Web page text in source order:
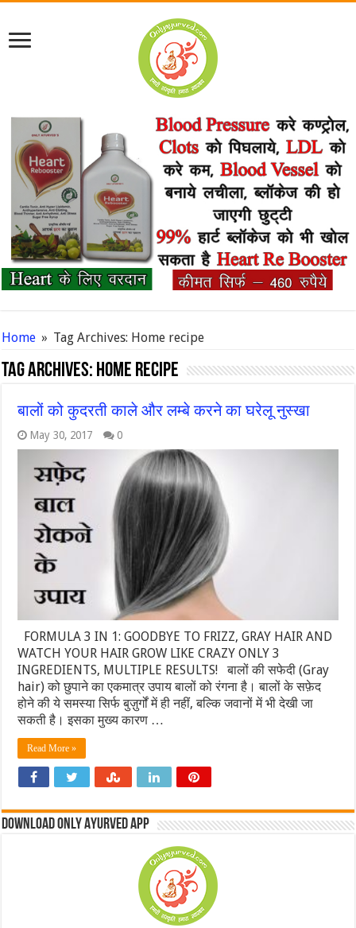
Home » Tag Archives: Home recipe
Tag Archives: Home recipe
बालों को कुदरती काले और लम्बे करने का घरेलू नुस्खा
May 30, 2017 0
FORMULA 3 IN 1: GOODBYE TO FRIZZ, GRAY HAIR AND
WATCH YOUR HAIR GROW LIKE CRAZY ONLY 3
INGREDIENTS, MULTIPLE RESULTS! बालों की सफेदी (Gray
hair) को छुपाने का एकमात्र उपाय बालों को रंगना है। बालों के सफ़ेद
होने की ये समस्या सिर्फ बुज़ुर्गों में ही नहीं, बल्कि जवानों में भी देखी जा
सकती है। इसका मुख्य कारण …
Read More »
Download Only Ayurved App